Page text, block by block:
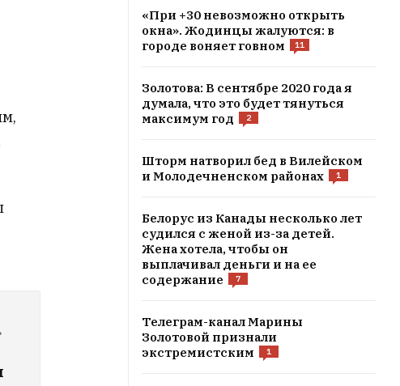
«При +30 невозможно открыть
окна». Жодинцы жалуются: в
городе воняет говном
11
Золотова: В сентябре 2020 года я
думала, что это будет тянуться
максимум год
2
Шторм натворил бед в Вилейском
и Молодечненском районах
1
Белорус из Канады несколько лет
судился с женой из-за детей.
Жена хотела, чтобы он
выплачивал деньги и на ее
содержание
7
Телеграм-канал Марины
Золотовой признали
экстремистским
1